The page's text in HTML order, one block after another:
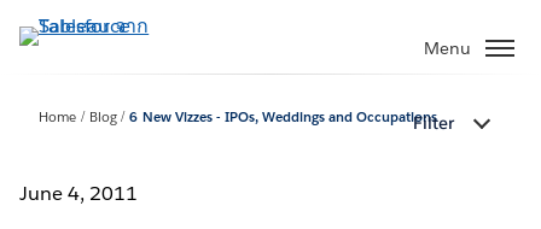
ไป
Menu
Home Blog 6 New Vizzes - IPOs, Weddings and Occupations
Filter
June 4, 2011